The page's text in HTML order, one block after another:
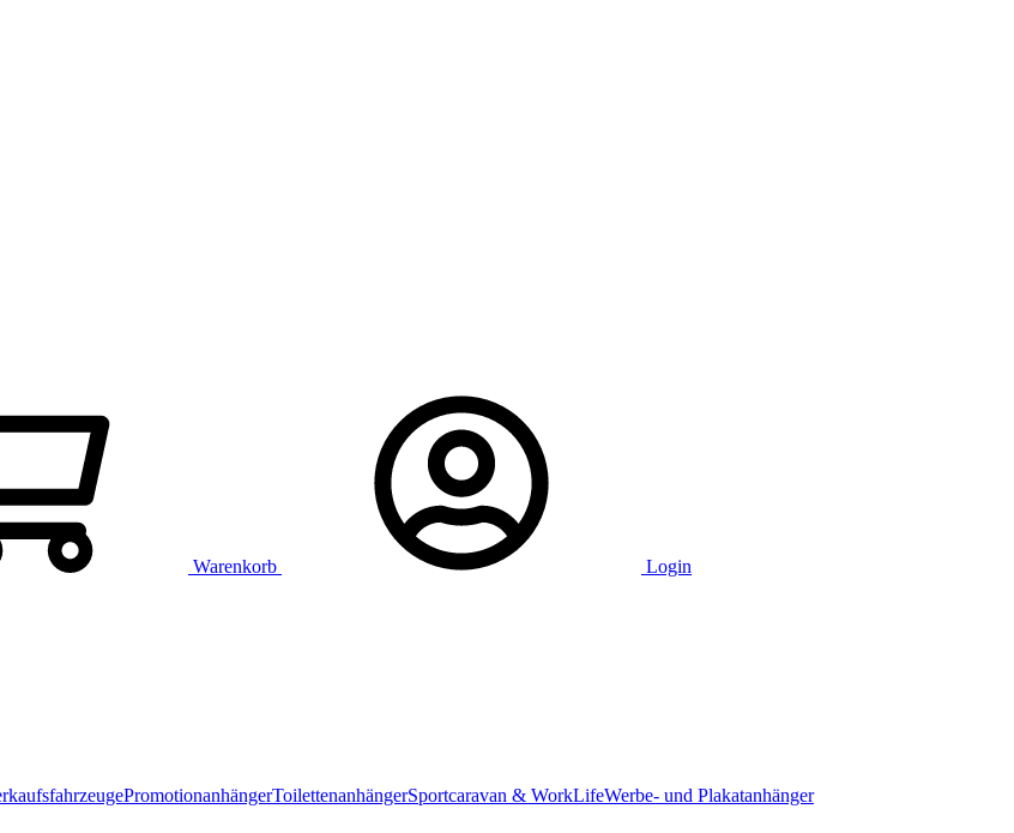
Warenkorb
Login
PromotionanhängerToilettenanhängerSportcaravan & WorkLifeWerbe- und Plakatanhänger